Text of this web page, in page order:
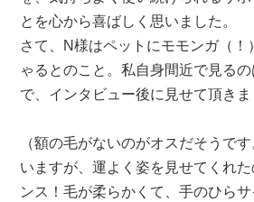
とを心から喜ばしく思いました。
さて、N様はペットにモモンガ（！
ゃるとのこと。私自身間近で見る
で、インタビュー後に見せて頂きま
（額の毛がないのがオスだそうで
いますが、運よく姿を見せてくれ
ンス！毛が柔らかくて、手のひら